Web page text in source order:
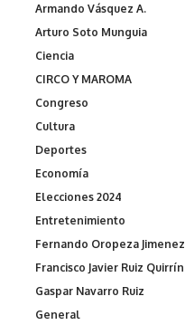
Armando Vásquez A.
Arturo Soto Munguia
Ciencia
CIRCO Y MAROMA
Congreso
Cultura
Deportes
Economía
Elecciones 2024
Entretenimiento
Fernando Oropeza Jimenez
Francisco Javier Ruiz Quirrín
Gaspar Navarro Ruiz
General